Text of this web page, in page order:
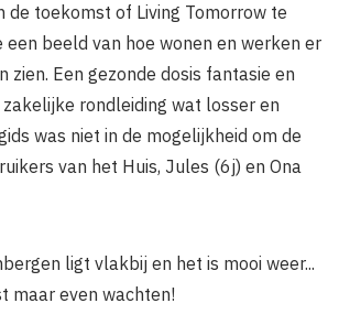
de toekomst of Living Tomorrow te
een beeld van hoe wonen en werken er
zien. Een gezonde dosis fantasie en
rondleiding wat losser en
was niet in de mogelijkheid om de
van het Huis, Jules (6j) en Ona
ligt vlakbij en het is mooi weer...
maar even wachten!